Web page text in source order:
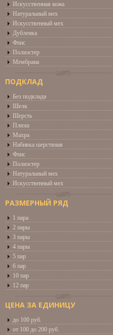
Искусственная кожа
Натуральный мех
Искусственный мех
Дубленка
Флис
Полиэстер
Мембрана
ПОДКЛАД
Без подклада
Шелк
Шерсть
Плюш
Махра
Набивка шерстяная
Флис
Полиэстер
Натуральный мех
Искусственный мех
РАЗМЕРНЫЙ РЯД
1 пара
2 пары
3 пары
4 пары
5 пар
6 пар
10 пар
12 пар
ЦЕНА ЗА ЕДИНИЦУ
до 100 руб.
от 100 до 200 руб.